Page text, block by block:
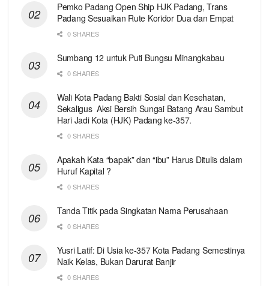
Pemko Padang Open Ship HJK Padang, Trans
Padang Sesuaikan Rute Koridor Dua dan Empat
0 SHARES
Sumbang 12 untuk Puti Bungsu Minangkabau
0 SHARES
Wali Kota Padang Bakti Sosial dan Kesehatan,
Sekaligus Aksi Bersih Sungai Batang Arau Sambut
Hari Jadi Kota (HJK) Padang ke-357.
0 SHARES
Apakah Kata “bapak” dan “ibu” Harus Ditulis dalam
Huruf Kapital ?
0 SHARES
Tanda Titik pada Singkatan Nama Perusahaan
0 SHARES
Yusri Latif: Di Usia ke-357 Kota Padang Semestinya
Naik Kelas, Bukan Darurat Banjir
0 SHARES